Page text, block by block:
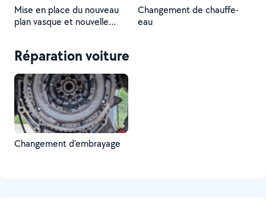
Mise en place du nouveau
plan vasque et nouvelle
Changement de chauffe-
eau
Réparation voiture
Changement d'embrayage